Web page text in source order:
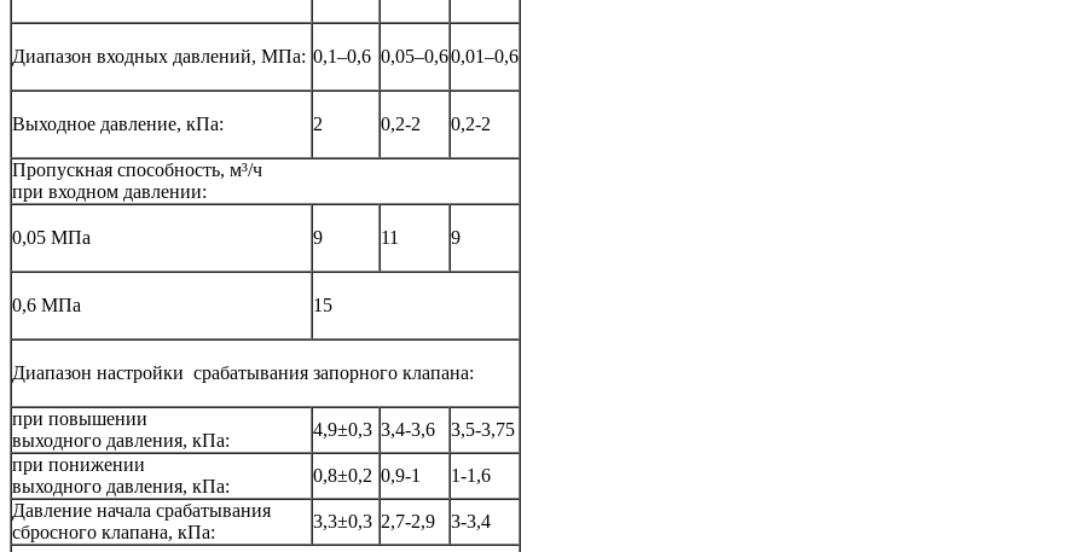
Диапазон входных давлений, МПа: 0,1–0,6 0,05–0,60,01–0,6
Выходное давление, кПа: 2 0,2-2 0,2-2
Пропускная способность, м³/ч
при входном давлении:
0,05 МПа 9 11 9
0,6 МПа 15
Диапазон настройки срабатывания запорного клапана:
при повышении
выходного давления, кПа:
4,9±0,3 3,4-3,6
3,5-3,75
при понижении
выходного давления, кПа:
0,8±0,2 0,9-1
1-1,6
Давление начала срабатывания
сбросного клапана, кПа:
3,3±0,3 2,7-2,9 3-3,4